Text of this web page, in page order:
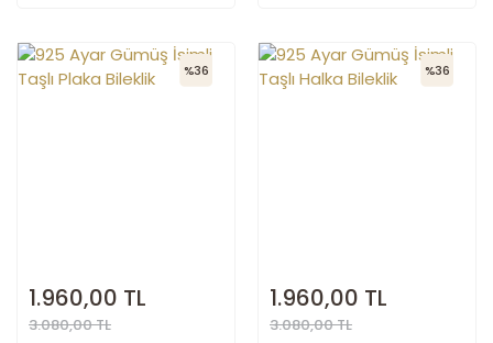
%36
1.960,00 TL
3.080,00 TL
%36
1.960,00 TL
3.080,00 TL